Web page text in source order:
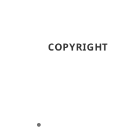
COPYRIGHT